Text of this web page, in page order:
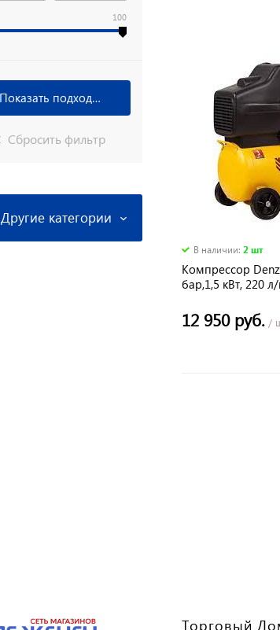
100
Другие категории
В наличии: 2 шт
Компрессор
бар,1,5 кВт, 220
12 950 руб. /
Торговый